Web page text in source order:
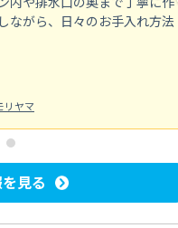
ながら、日々のお手入れ方法
リヤマ
見る